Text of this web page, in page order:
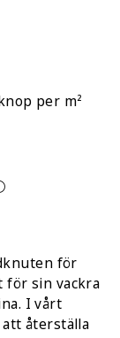
per m²
för
för sin vackra
I vårt
återställa